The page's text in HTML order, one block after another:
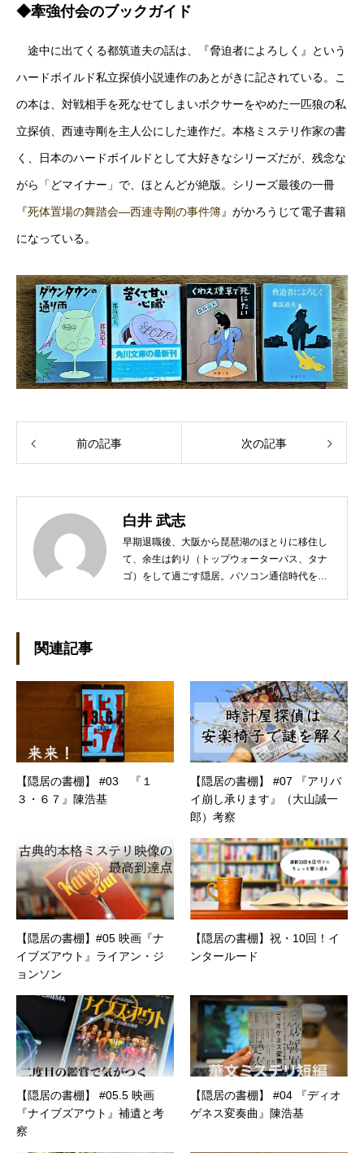
◆牽強付会のブックガイド
途中に出てくる都筑道夫の話は、『脅迫者によろしく』という
ハードボイルド私立探偵小説連作のあとがきに記されている。こ
の本は、対戦相手を死なせてしまいボクサーをやめた一匹狼の私
立探偵、西連寺剛を主人公にした連作だ。本格ミステリ作家の書
く、日本のハードボイルドとして大好きなシリーズだが、残念な
がら「どマイナー」で、ほとんどが絶版。シリーズ最後の一冊
『死体置場の舞踏会―西連寺剛の事件簿』がかろうじて電子書籍
になっている。
前の記事 次の記事
白井 武志
早期退職後、大阪から琵琶湖のほとりに移住し
て、余生は釣り（トップウォーターバス、タナ
ゴ）をして過ごす隠居。パソコン通信時代を知
関連記事
【隠居の書棚】 #03 『１
３・６７』陳浩基
【隠居の書棚】 #07 『アリバ
イ崩し承ります』（大山誠一
郎）考察
【隠居の書棚】#05 映画『ナ
イブズアウト』ライアン・ジ
ョンソン
【隠居の書棚】祝・10回！イ
ンタールード
【隠居の書棚】 #05.5 映画
『ナイブズアウト』補遺と考
察
【隠居の書棚】 #04 『ディオ
ゲネス変奏曲』陳浩基